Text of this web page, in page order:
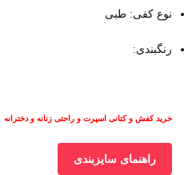
نوع کفی: طبی
رنگبندی:
خرید کفش و کتانی اسپرت و راحتی زنانه و دخترانه
راهنمای سایزبندی